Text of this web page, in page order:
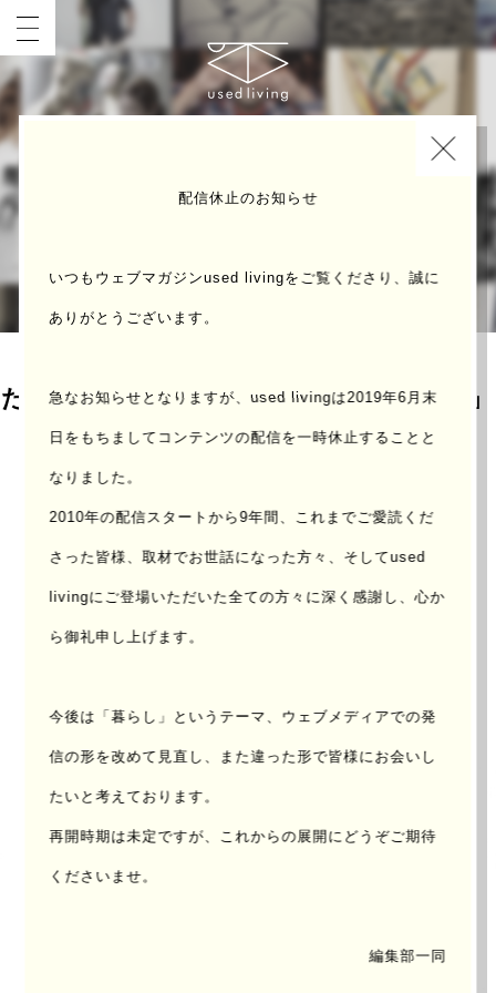
配信休止のお知らせ
いつもウェブマガジンused livingをご覧くださり、誠に
ありがとうございます。
急なお知らせとなりますが、used livingは2019年6月末
日をもちまして コンテンツの配信を一時休止することと
なりました。
2010年の配信スタートから9年間、これまでご愛読くだ
さった皆様、取材でお世話になった方々、 そしてused
livingにご登場いただいた全ての方々に深く感謝し、心か
ら御礼申し上げます。
今後は「暮らし」というテーマ、ウェブメディアでの発
信の形を改めて見直し、 また違った形で皆様にお会いし
たいと考えております。
再開時期は未定ですが、これからの展開にどうぞご期待
くださいませ。
編集部一同
たとえば「 多鹿治夫鋏製作所四代目 」
の場合
FILE
No.